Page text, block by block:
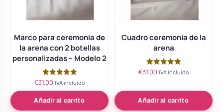
Marco para ceremonia de
la arena con 2 botellas
personalizadas – Modelo 2
Valorado
de 5
€31.00 IVA incluido
Añadir al carrito
Cuadro ceremonia de la
arena
Valorado
€31.00 IVA incluido
Añadir al carrito